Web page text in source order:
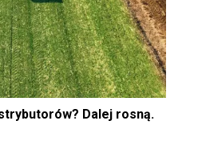
Dalej rosną.